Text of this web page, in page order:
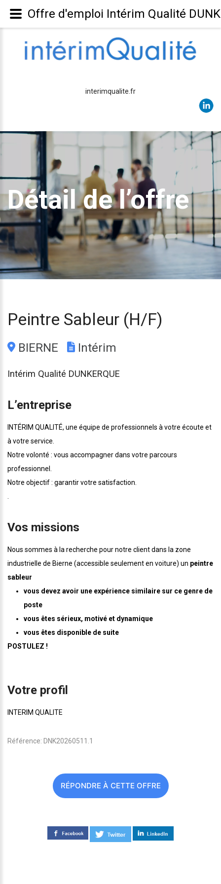
interimqualite.fr
Détail de l’offre
Peintre Sableur (H/F)
BIERNE Intérim
Intérim Qualité DUNKERQUE
L’entreprise
INTÉRIM QUALITÉ, une équipe de professionnels à votre écoute et
à votre service.
Notre volonté : vous accompagner dans votre parcours
professionnel.
Notre objectif : garantir votre satisfaction.
Vos missions
Nous sommes à la recherche pour notre client dans la zone
industrielle de Bierne (accessible seulement en voiture) un peintre
sableur
vous devez avoir une expérience similaire sur ce genre de
poste
vous êtes sérieux, motivé et dynamique
vous êtes disponible de suite
POSTULEZ !
Votre profil
INTERIM QUALITE
Référence: DNK20260511.1
RÉPONDRE À CETTE OFFRE
Offre d'emploi Intérim Qualité